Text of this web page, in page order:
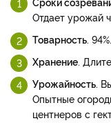
Отдает урожай
Товарность. 94%.
Хранение.
Урожайность.
Опытные
центнеров с